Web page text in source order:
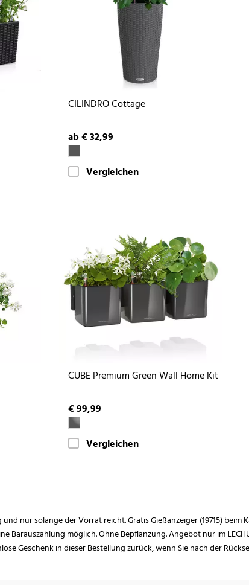
CILINDRO Cottage
ab € 32,99
Vergleichen
CUBE Premium Green Wall Home Kit
€ 99,99
Vergleichen
und nur solange der Vorrat reicht. Gratis Gießanzeiger (19715)
Barauszahlung möglich. Ohne Bepflanzung. Angebot nur im
Geschenk in dieser Bestellung zurück, wenn Sie nach der